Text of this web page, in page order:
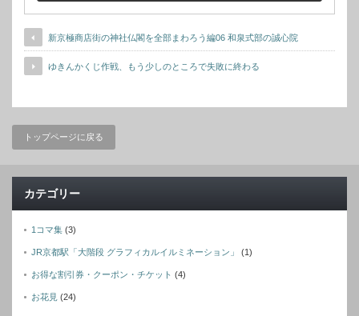
新京極商店街の神社仏閣を全部まわろう編06 和泉式部の誠心院
ゆきんかくじ作戦、もう少しのところで失敗に終わる
トップページに戻る
カテゴリー
1コマ集 (3)
JR京都駅「大階段 グラフィカルイルミネーション」 (1)
お得な割引券・クーポン・チケット (4)
お花見 (24)